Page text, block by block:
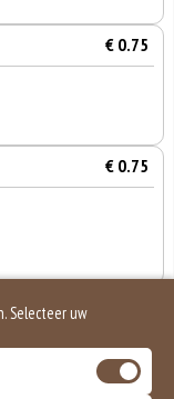
€ 0.75
€ 0.75
Selecteer uw